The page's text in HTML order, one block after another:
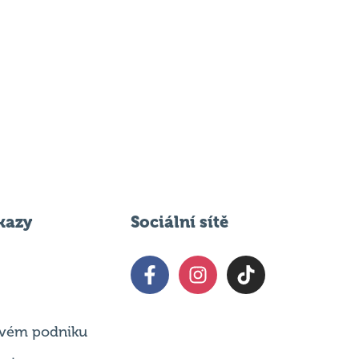
podniku
Sociální sítě